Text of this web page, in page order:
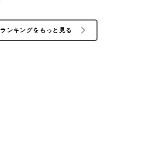
ランキングをもっと見る